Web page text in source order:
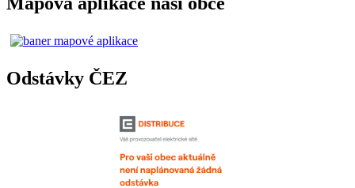
Odstávky ČEZ